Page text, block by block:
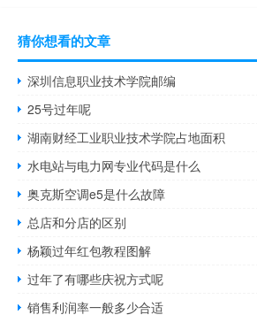
猜你想看的文章
深圳信息职业技术学院邮编
25号过年呢
湖南财经工业职业技术学院占地面积
水电站与电力网专业代码是什么
奥克斯空调e5是什么故障
总店和分店的区别
杨颖过年红包教程图解
过年了有哪些庆祝方式呢
销售利润率一般多少合适